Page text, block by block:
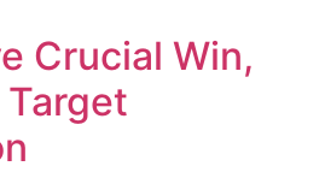
Crucial Win,